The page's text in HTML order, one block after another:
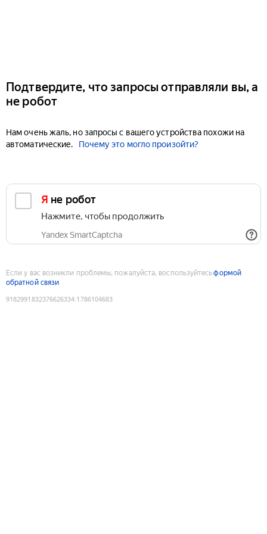
Подтвердите, что запросы отправляли вы, а
не робот
Нам очень жаль, но запросы с вашего устройства похожи на
автоматические.
Почему это могло произойти?
Я не робот
Нажмите, чтобы продолжить
Yandex SmartCaptcha
Если у вас возникли проблемы, пожалуйста, воспользуйтесьформой
обратной связи
9182991832376626334:1786104683